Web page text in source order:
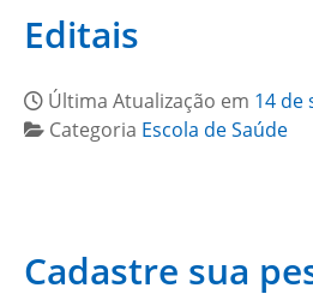
Editais
Última Atualização em 14 de
Categoria Escola de Saúde
Cadastre sua